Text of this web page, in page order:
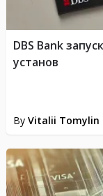
By Vitalii Tomylin
DBS Bank
установ